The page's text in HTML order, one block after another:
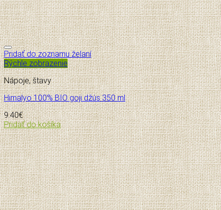
Pridať do zoznamu želaní
Rýchle zobrazenie
Nápoje, štavy
Himalyo 100% BIO goji džús 350 ml
9.40€
Pridať do košíka